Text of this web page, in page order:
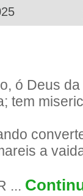
ó Deus
tem
a
...